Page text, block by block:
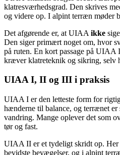
klatresværhedsgrad. Den skrives
og videre op. I alpint terræn møder
Det afgørende er, at UIAA ikke
Den siger primært noget om, hvor
på ruten. En kort passage på
kræver klatreteknik og sikring, selv
UIAA I, II og III i praksis
UIAA I er den letteste form for
hænderne til balance, og terrænet er
vandring. Mange oplever det som
tør og fast.
UIAA II er et tydeligt skridt op. Her
bevidste bevægelser, og i alpint